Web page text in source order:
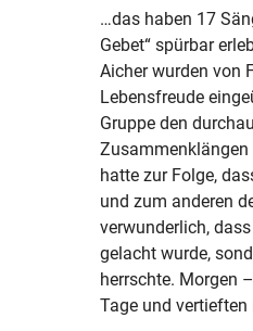
…das haben 17
Gebet“ spürbar
Aicher wurden von
Lebensfreude
Gruppe den
Zusammenklängen
hatte zur Folge,
und zum anderen
verwunderlich,
gelacht wurde,
herrschte. Morgen
Tage und vertieften